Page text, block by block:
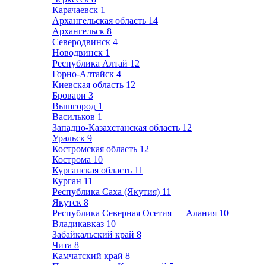
Карачаевск 1
Архангельская область 14
Архангельск 8
Северодвинск 4
Новодвинск 1
Республика Алтай 12
Горно-Алтайск 4
Киевская область 12
Бровари 3
Вышгород 1
Васильков 1
Западно-Казахстанская область 12
Уральск 9
Костромская область 12
Кострома 10
Курганская область 11
Курган 11
Республика Саха (Якутия) 11
Якутск 8
Республика Северная Осетия — Алания 10
Владикавказ 10
Забайкальский край 8
Чита 8
Камчатский край 8